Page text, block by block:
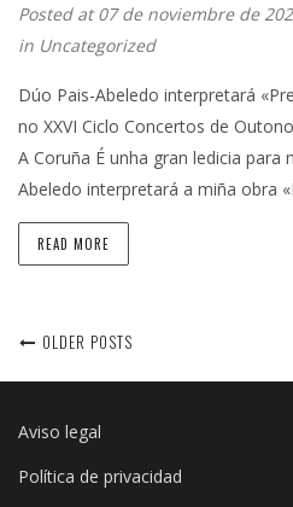
Posted at 07 de noviembre de
in Uncategorized
Dúo Pais-Abeledo interpretará
no XXVI Ciclo Concertos de
A Coruña É unha gran ledicia para
Abeledo interpretará a miña obra
READ MORE
OLDER POSTS
Aviso legal
Política de privacidad